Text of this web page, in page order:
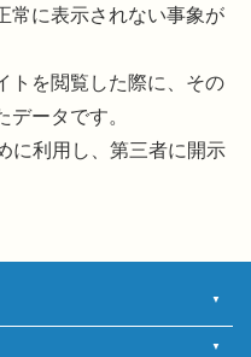
常に表示されない事象が
トを閲覧した際に、その
ータです。
に利用し、第三者に開示